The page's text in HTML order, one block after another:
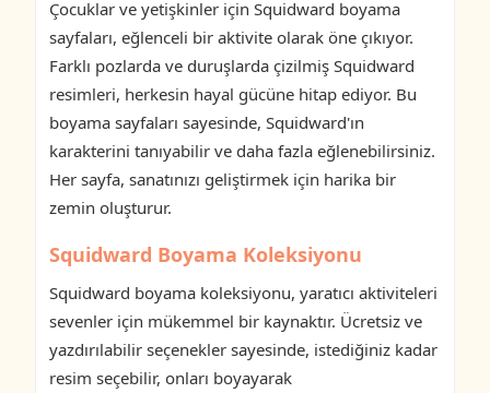
Çocuklar ve yetişkinler için Squidward boyama
sayfaları, eğlenceli bir aktivite olarak öne çıkıyor.
Farklı pozlarda ve duruşlarda çizilmiş Squidward
resimleri, herkesin hayal gücüne hitap ediyor. Bu
boyama sayfaları sayesinde, Squidward'ın
karakterini tanıyabilir ve daha fazla eğlenebilirsiniz.
Her sayfa, sanatınızı geliştirmek için harika bir
zemin oluşturur.
Squidward Boyama Koleksiyonu
Squidward boyama koleksiyonu, yaratıcı aktiviteleri
sevenler için mükemmel bir kaynaktır. Ücretsiz ve
yazdırılabilir seçenekler sayesinde, istediğiniz kadar
resim seçebilir, onları boyayarak